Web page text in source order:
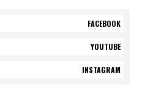
FACEBOOK
YOUTUBE
INSTAGRAM